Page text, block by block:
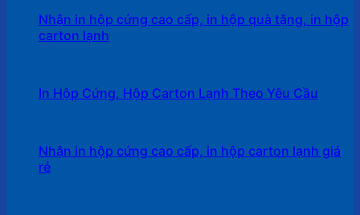
Nhận in hộp cứng cao cấp, in hộp quà tặng, in hộp
carton lạnh
In Hộp Cứng, Hộp Carton Lạnh Theo Yêu Cầu
Nhận in hộp cứng cao cấp, in hộp carton lạnh giá
rẻ